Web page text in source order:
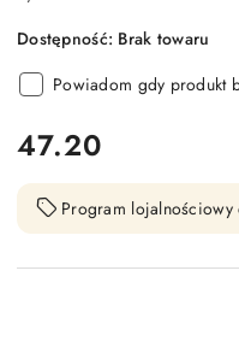
Dostępność: Brak towaru
Powiadom gdy produkt
cena:
47.20
Program lojalnościowy